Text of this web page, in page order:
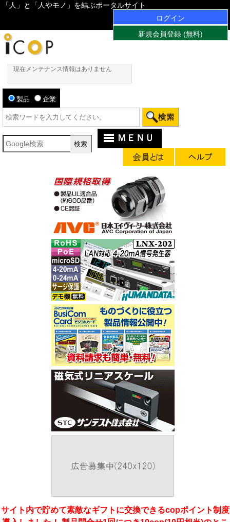
「人」と「人やモノ」を結ぶポータルサイト
ログイン
新規会員登録 (無料)
現在メンテナンス情報はありません
製品 企業
ＭＥＮＵ
サイト内で貯めて素敵なギフトに交換できるcopポイント制度